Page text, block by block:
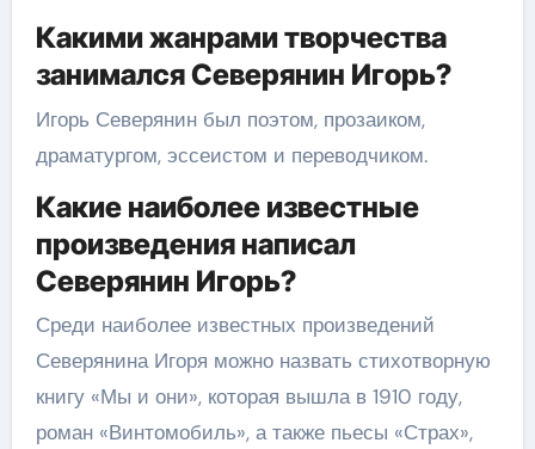
Какими жанрами творчества
занимался Северянин Игорь?
Игорь Северянин был поэтом, прозаиком,
драматургом, эссеистом и переводчиком.
Какие наиболее известные
произведения написал
Северянин Игорь?
Среди наиболее известных произведений
Северянина Игоря можно назвать стихотворную
книгу «Мы и они», которая вышла в 1910 году,
роман «Винтомобиль», а также пьесы «Страх»,